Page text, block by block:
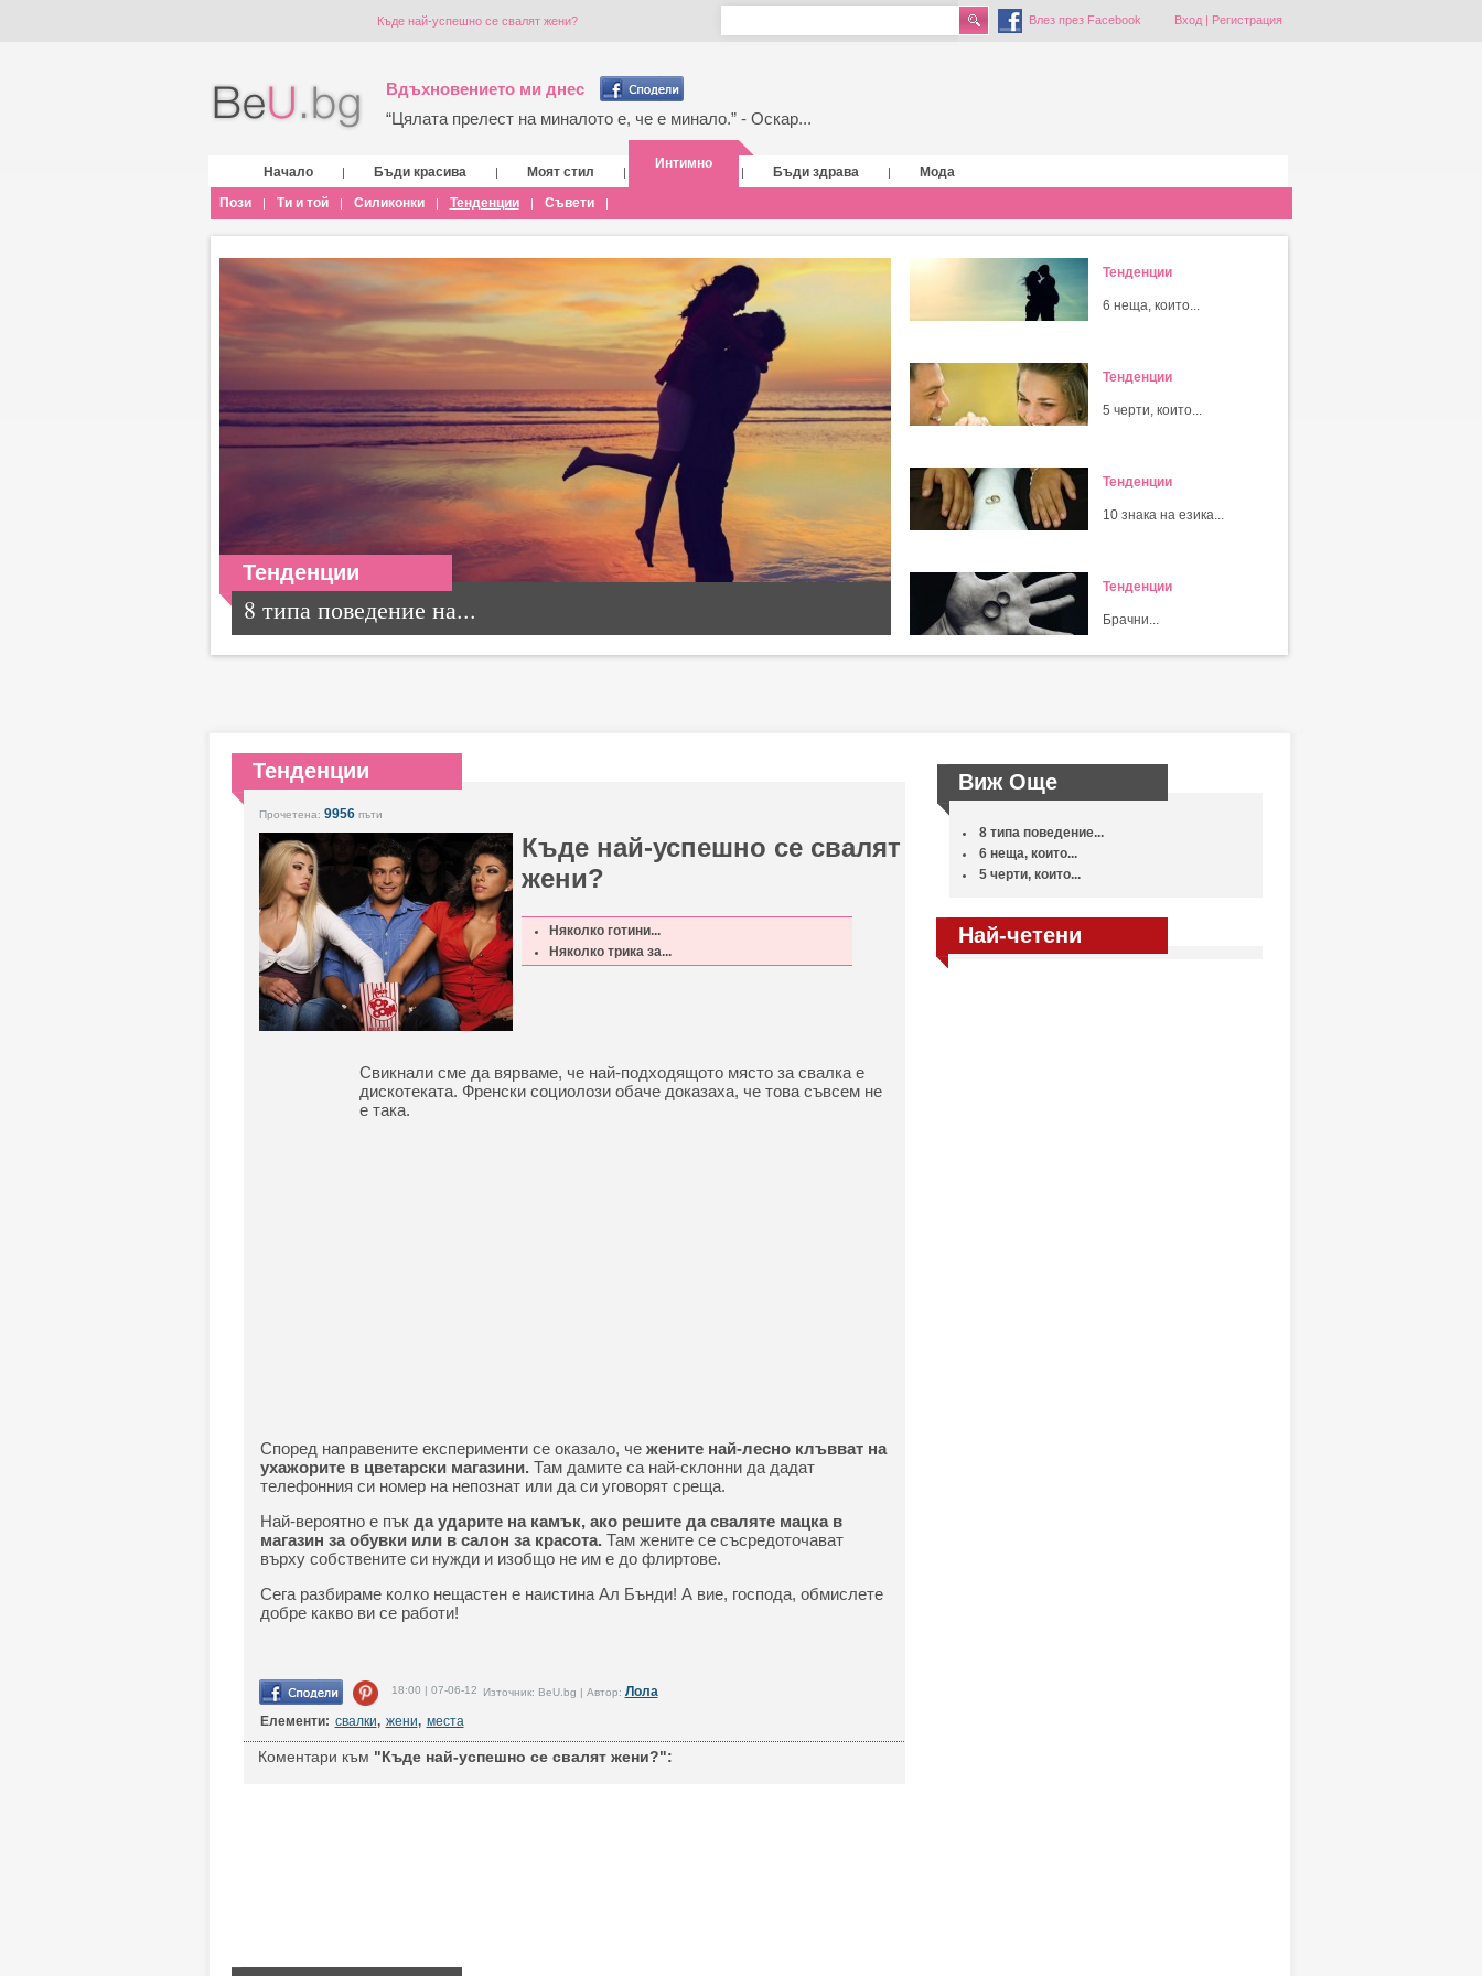
Къде най-успешно се свалят жени? Влез през Facebook Вход| Регистрация
Вдъхновението ми днес
“Цялата прелест на миналото е, че е минало.” - Оскар...
Начало | Бъди красива | Моят стил |
Интимно
| Бъди здрава |
Мода
Пози
| Ти и той | Силиконки | Тенденции | Съвети |
Тенденции
8 типа поведение на...
Тенденции
6 неща, които...
Тенденции
5 черти, които...
Тенденции
10 знака на езика...
Тенденции
Брачни...
Тенденции
Прочетена: 9956пъти
Къде най-успешно се свалят
жени?
Няколко готини...
Няколко трика за...
Свикнали сме да вярваме, че най-подходящото място за свалка е
дискотеката. Френски социолози обаче доказаха, че това съвсем не
е така.
Според направените експерименти се оказало, че жените най-лесно клъвват на
ухажорите в цветарски магазини.Там дамите са най-склонни да дадат
телефонния си номер на непознат или да си уговорят среща.
Най-вероятно е пъкда ударите на камък, ако решите да сваляте мацка в
магазин за обувки или в салон за красота.Там жените се съсредоточават
върху собствените си нужди и изобщо не им е до флиртове.
Сега разбираме колко нещастен е наистина Ал Бънди! А вие, господа, обмислете
добре какво ви се работи!
18:00 | 07-06-12 Източник: BeU.bg | Автор: Лола
Елементи: свалки, жени, места
Коментари към "Къде най-успешно се свалят жени?":
Виж Още
8 типа поведение...
6 неща, които...
5 черти, които...
Най-четени